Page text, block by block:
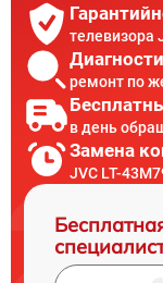
телевизора
ремонт по
в день
Замена
JVC LT-